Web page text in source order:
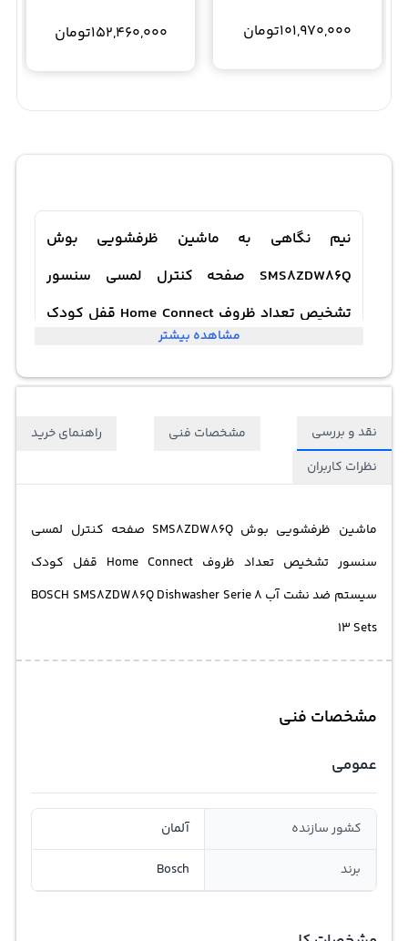
101,970,000تومان 152,460,000تومان
نیم نگاهی به ماشین ظرفشویی بوش
SMS8ZDW86Q صفحه کنترل لمسی سنسور
تشخیص تعداد ظروف Home Connect قفل کودک
Dishwasher Serie 8 13 Sets
مشاهده بیشتر
نقد و بررسی مشخصات فنی
راهنمای خرید
نظرات کاربران
ماشین ظرفشویی بوش SMS8ZDW86Q صفحه کنترل لمسی
سنسور تشخیص تعداد ظروف Home Connect قفل کودک
سیستم ضد نشت آب BOSCH SMS8ZDW86Q Dishwasher Serie 8
13 Sets
مشخصات فنی
عمومی
کشور سازنده آلمان
برند Bosch